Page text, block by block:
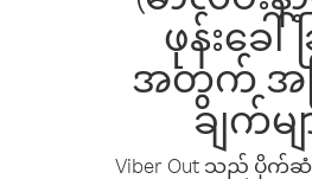
ဖုန်းခေါ်
အတွက် အ
ချက်မျ
Viber Out သည် ပို